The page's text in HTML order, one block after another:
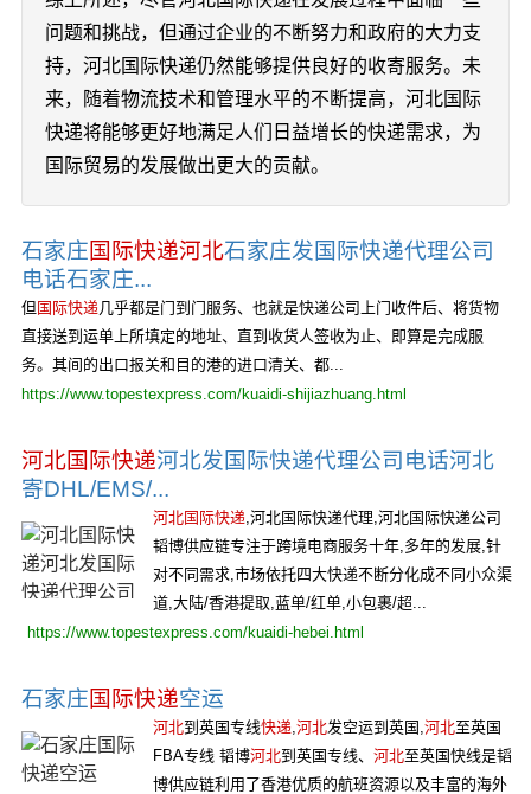
问题和挑战，但通过企业的不断努力和政府的大力支
持，河北国际快递仍然能够提供良好的收寄服务。未
来，随着物流技术和管理水平的不断提高，河北国际
快递将能够更好地满足人们日益增长的快递需求，为
国际贸易的发展做出更大的贡献。
石家庄国际快递河北石家庄发国际快递代理公司
电话石家庄...
但 国际快递 几乎都是门到门服务、也就是快递公司上门收件后、将货物
直接送到运单上所填定的地址、直到收货人签收为止、即算是完成服
务。其间的出口报关和目的港的进口清关、都...
https://www.topestexpress.com/kuaidi-shijiazhuang.html
河北国际快递河北发国际快递代理公司电话河北
寄DHL/EMS/...
河北国际快递,河北国际快递代理,河北国际快递公司
韬博供应链专注于跨境电商服务十年,多年的发展,针
对不同需求,市场依托四大快递不断分化成不同小众渠
道,大陆/香港提取,蓝单/红单,小包裹/超...
https://www.topestexpress.com/kuaidi-hebei.html
石家庄国际快递空运
河北到英国专线快递,河北发空运到英国,河北至英国
FBA专线 韬博河北到英国专线、 河北至英国快线是韬
博供应链利用了香港优质的航班资源以及丰富的海外